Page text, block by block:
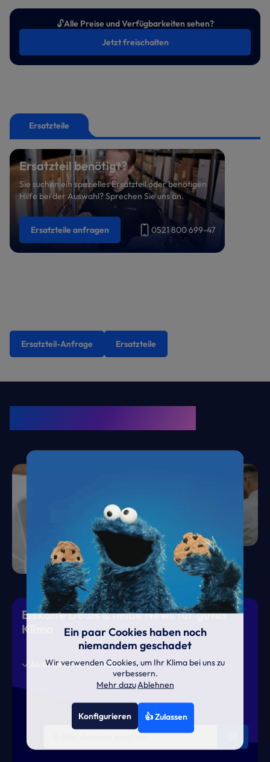
🔓Alle Preise und Verfügbarkeiten sehen?
Jetzt freischalten
Ersatzteile
Ersatzteil benötigt?
Sie suchen ein spezielles Ersatzteil oder benötigen
Hilfe bei der Auswahl? Sprechen Sie uns an.
Ersatzteile anfragen 0521 800 699-47
Ersatzteil-Anfrage Ersatzteile
Eiskalte Deals & heiße News für gutes
Klima
Aktionen News Termine
Ein paar Cookies haben noch
niemandem geschadet
Wir verwenden Cookies, um Ihr Klima bei uns zu
verbessern.
Mehr dazuAblehnen
Konfigurieren 👍 Zulassen